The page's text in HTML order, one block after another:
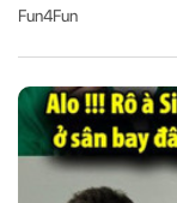
Fun4Fun